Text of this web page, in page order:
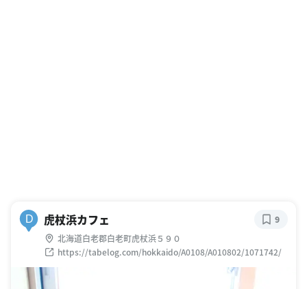
D 虎杖浜カフェ
北海道白老郡白老町虎杖浜５９０
https://tabelog.com/hokkaido/A0108/A010802/1071742/
9